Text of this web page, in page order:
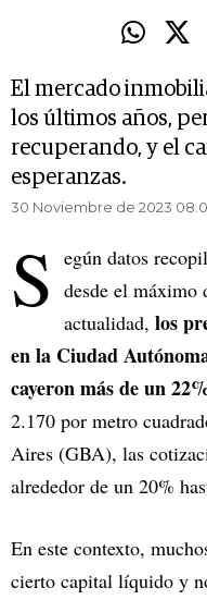
El mercado
los últimos años,
recuperando, y el
esperanzas.
30 Noviembre de 2023
S egún datos
desde el máximo
actualidad, los
en la Ciudad
cayeron más de un
2.170 por metro
Aires (GBA), las
alrededor de un 20%
En este contexto,
cierto capital líquido y